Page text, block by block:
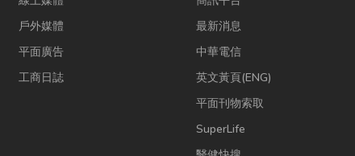
戶外媒體
平面廣告
工商日誌
最新消息
中華電信
英文黃頁(ENG)
平面刊物索取
SuperLife